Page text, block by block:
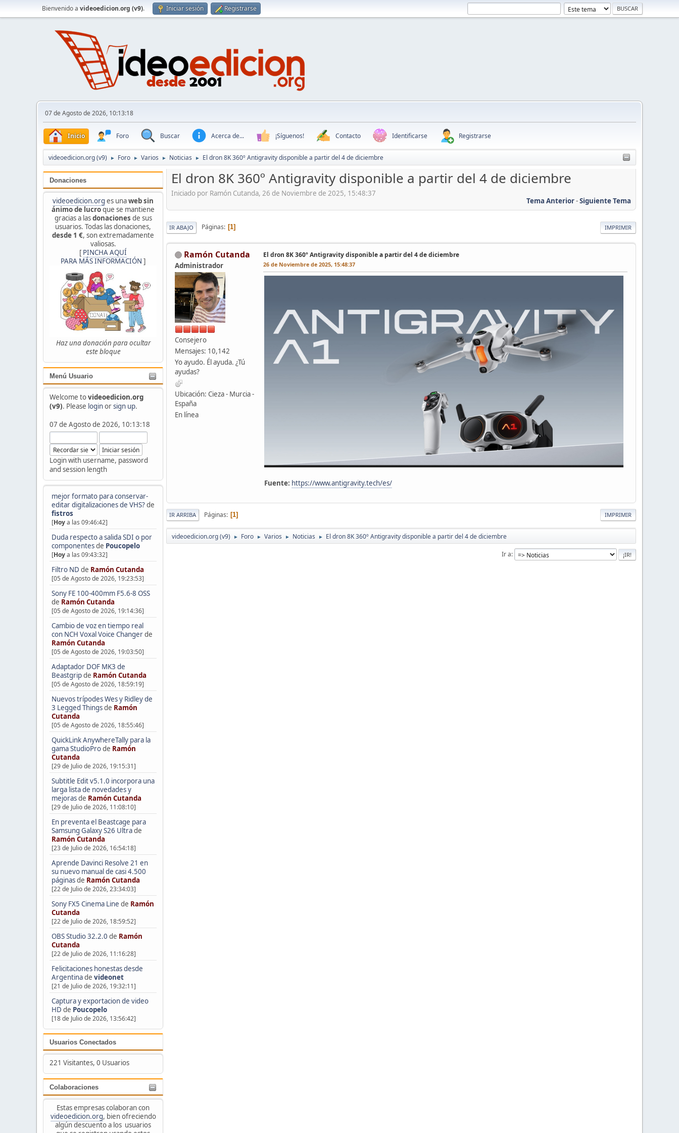
Bienvenido a videoedicion.org (v9). Iniciar sesión Registrarse
07 de Agosto de 2026, 10:13:18
Inicio Foro Buscar Acerca de... ¡Síguenos! Contacto Identificarse Registrarse
videoedicion.org (v9) ► Foro ► Varios ► Noticias ► El dron 8K 360º Antigravity disponible a partir del 4 de diciembre
Donaciones
videoedicion.org es unaweb sin
ánimo de lucroque se mantiene
gracias a lasdonaciones de sus
usuarios. Todas las donaciones,
desde 1 €, son extremadamente
valiosas.
[ PINCHA AQUÍ
PARA MÁS INFORMACIÓN ]
Haz una donación para ocultar
este bloque
Menú Usuario
Welcome tovideoedicion.org
(v9). Please loginorsign up.
07 de Agosto de 2026, 10:13:18
Login with username, password
and session length
mejor formato para conservar-
editar digitalizaciones de VHS?de
fistros
[Hoya las 09:46:42]
Duda respecto a salida SDI o por
componentesde Poucopelo
[Hoya las 09:43:32]
Filtro ND de Ramón Cutanda
[05 de Agosto de 2026, 19:23:53]
Sony FE 100-400mm F5.6-8 OSS
de Ramón Cutanda
[05 de Agosto de 2026, 19:14:36]
Cambio de voz en tiempo real
con NCH Voxal Voice Changerde
Ramón Cutanda
[05 de Agosto de 2026, 19:03:50]
Adaptador DOF MK3 de
Beastgripde Ramón Cutanda
[05 de Agosto de 2026, 18:59:19]
Nuevos trípodes Wes y Ridley de
3 Legged Thingsde Ramón
Cutanda
[05 de Agosto de 2026, 18:55:46]
QuickLink AnywhereTally para la
gama StudioProde Ramón
Cutanda
[29 de Julio de 2026, 19:15:31]
Subtitle Edit v5.1.0 incorpora una
larga lista de novedades y
mejorasde Ramón Cutanda
[29 de Julio de 2026, 11:08:10]
En preventa el Beastcage para
Samsung Galaxy S26 Ultrade
Ramón Cutanda
[23 de Julio de 2026, 16:54:18]
Aprende Davinci Resolve 21 en
su nuevo manual de casi 4.500
páginasde Ramón Cutanda
[22 de Julio de 2026, 23:34:03]
Sony FX5 Cinema Line de Ramón
Cutanda
[22 de Julio de 2026, 18:59:52]
OBS Studio 32.2.0 de Ramón
Cutanda
[22 de Julio de 2026, 11:16:28]
Felicitaciones honestas desde
Argentinade videonet
[21 de Julio de 2026, 19:32:11]
Captura y exportacion de video
HD de Poucopelo
[18 de Julio de 2026, 13:56:42]
Usuarios Conectados
221 Visitantes, 0 Usuarios
Colaboraciones
Estas empresas colaboran con
videoedicion.org, bien ofreciendo
algún descuento a los usuarios
El dron 8K 360º Antigravity disponible a partir del 4 de diciembre
Iniciado por Ramón Cutanda, 26 de Noviembre de 2025, 15:48:37
Tema Anterior-Siguiente Tema
IMPRIMIR
IR ABAJO Páginas 1
Ramón Cutanda
Administrador
Consejero
Mensajes: 10,142
Yo ayudo. Él ayuda. ¿Tú
ayudas?
Ubicación: Cieza - Murcia -
España
En línea
El dron 8K 360º Antigravity disponible a partir del 4 de diciembre
26 de Noviembre de 2025, 15:48:37
Fuente: https://www.antigravity.tech/es/
IMPRIMIR
IR ARRIBA Páginas 1
videoedicion.org (v9) ► Foro ► Varios ► Noticias ► El dron 8K 360º Antigravity disponible a partir del 4 de diciembre
Ir a